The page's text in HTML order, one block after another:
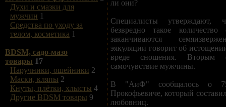
Духи и смазки для
мужчин 1
Средства по уходу за
телом, косметика 1
BDSM, садо-мазо
товары 17
Наручники, ошейники 2
Маски, кляпы 2
Кнуты, плётки, хлысты 4
Другие BDSM товары 9
ли они?
Специалисты
безвредно такое
заканчиваются
эякуляции говорит об
вреде сношения. Вторым
самочувствие мужчины.
В "АиФ" сообщалось о 75-
Прокофьевиче, который
любовниц.